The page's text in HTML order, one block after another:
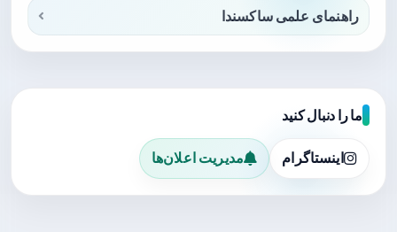
راهنمای علمی ساکسندا
ما را دنبال کنید
اینستاگرام مدیریت اعلان‌ها